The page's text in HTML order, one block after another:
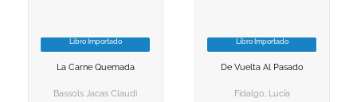
VER INFORMACION
Libro Importado
La Carne Quemada
Bassols Jacas Claudi
VER INFORMACION
Libro Importado
De Vuelta Al Pasado
Fidalgo, Lucía